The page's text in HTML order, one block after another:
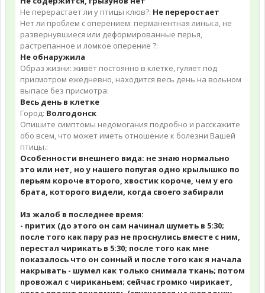
Не перерастает ли у птицы клюв?: Не переростает
Нет ли проблем с оперением: перманентная линька, не
развернувшиеся или деформированные перья,
растрепанное и ломкое оперение ?:
Не обнаружила
Образ жизни: живёт постоянно в клетке, гуляет под
присмотром ежедневно, находится весь день на вольном
выпасе без присмотра:
Весь день в клетке
Город: Волгодонск
Опишите симптомы недомогания подробно и расскажите
обо всем, что может иметь отношение к болезни Вашей
птицы.:
Особенности внешнего вида: не знаю нормально
это или нет, но у нашего попугая одно крылышко по
перьям короче второго, хвостик короче, чем у его
брата, которого видели, когда своего забирали
Из жалоб в последнее время:
- притих (до этого он сам начинал шуметь в 5:30;
после того как пару раз не проснулись вместе с ним,
перестал чирикать в 5:30; после того как мне
показалось что он сонный и после того как я начала
накрывать - шумел как только снимала ткань; потом
провожал с чириканьем; сейчас громко чирикает,